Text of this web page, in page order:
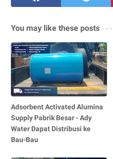
You may like these posts
Adsorbent Activated Alumina
Supply Pabrik Besar - Ady
Water Dapat Distribusi ke
Bau-Bau